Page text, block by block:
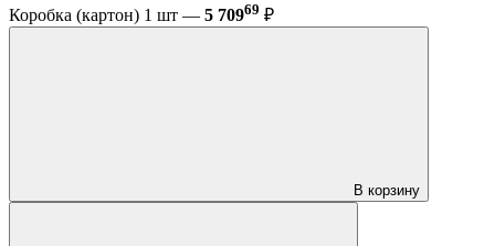
Коробка (картон) 1 шт — 5 70969 ₽
В корзину